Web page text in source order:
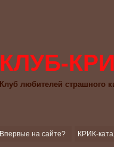
КЛУБ-
Клуб любителей страшного
Впервые на сайте? КРИК-